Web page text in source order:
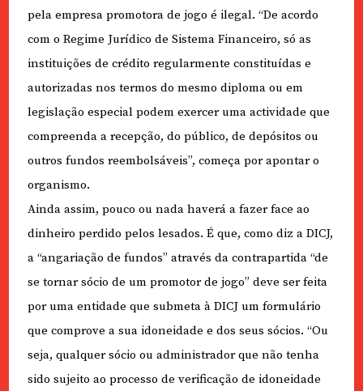
pela empresa promotora de jogo é ilegal. “De acordo
com o Regime Jurídico de Sistema Financeiro, só as
instituições de crédito regularmente constituídas e
autorizadas nos termos do mesmo diploma ou em
legislação especial podem exercer uma actividade que
compreenda a recepção, do público, de depósitos ou
outros fundos reembolsáveis”, começa por apontar o
organismo.
Ainda assim, pouco ou nada haverá a fazer face ao
dinheiro perdido pelos lesados. É que, como diz a DICJ,
a “angariação de fundos” através da contrapartida “de
se tornar sócio de um promotor de jogo” deve ser feita
por uma entidade que submeta à DICJ um formulário
que comprove a sua idoneidade e dos seus sócios. “Ou
seja, qualquer sócio ou administrador que não tenha
sido sujeito ao processo de verificação de idoneidade